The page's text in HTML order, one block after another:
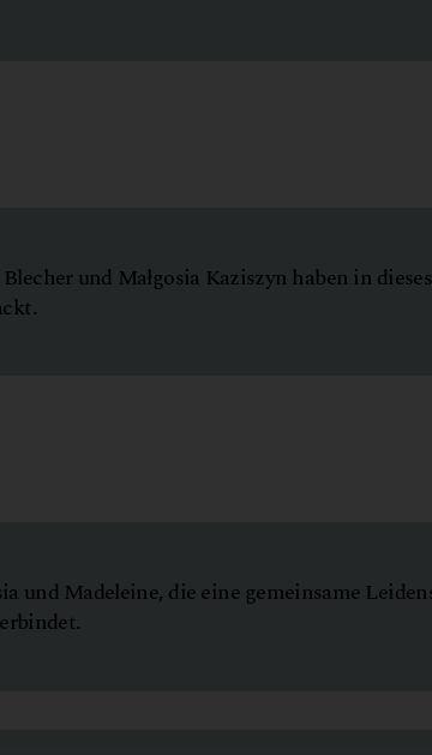
und Małgosia Kaziszyn haben in dieses
und Madeleine, die eine gemeinsame